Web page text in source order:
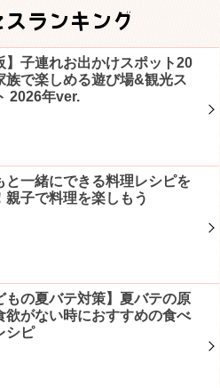
スランキング
】子連れお出かけスポット20
族で楽しめる遊び場&観光ス
2026年ver.
と一緒にできる料理レシピを
親子で料理を楽しもう
もの夏バテ対策】夏バテの原
欲がない時におすすめの食べ
シピ